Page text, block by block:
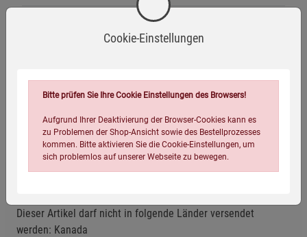
Dieses Produkt ist nicht als gefährlich gemäß der CLP-
Dennoch ist ein sachgemäßer Umgang erforderlich, um
mögliche Risiken zu minimieren.
Sicherheitshinweise
Produkt außerhalb der Reichweite von Kindern
aufbewahren.
Bei Kontakt mit Haut oder Augen gründlich mit Wasser
abspülen.
Mehr anzeigen
Herstellerinformationen
Dieser Artikel darf nicht in folgende Länder versendet
werden: Kanada
Cookie-Einstellungen
Bitte prüfen Sie Ihre Cookie Einstellungen des Browsers!
Aufgrund Ihrer Deaktivierung der Browser-Cookies kann es
zu Problemen der Shop-Ansicht sowie des Bestellprozesses
kommen. Bitte aktivieren Sie die Cookie-Einstellungen, um
sich problemlos auf unserer Webseite zu bewegen.